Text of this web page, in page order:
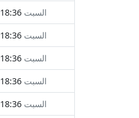
السبت 18:36
السبت 18:36
السبت 18:36
السبت 18:36
السبت 18:36